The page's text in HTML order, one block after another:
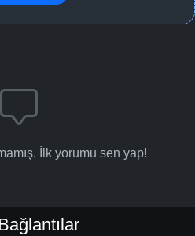
İlk yorumu sen yap!